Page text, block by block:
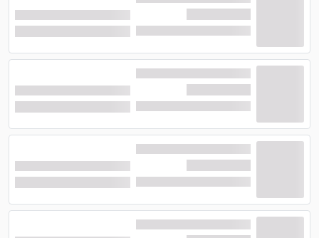
دستگاه چای ساز درون آن ها قرار دارد.
امکانات هتل رنسانس لایف وان
هتل رنسانس لایف وان دارای امکانات رفاهی بسیار خوبی
است که با توجه به 3 ستاره بودنش، عالی می باشد. در ادامه
با امکانات این هتل 3 ستاره بیشتر آشنا می شوید.
رستوران و بار